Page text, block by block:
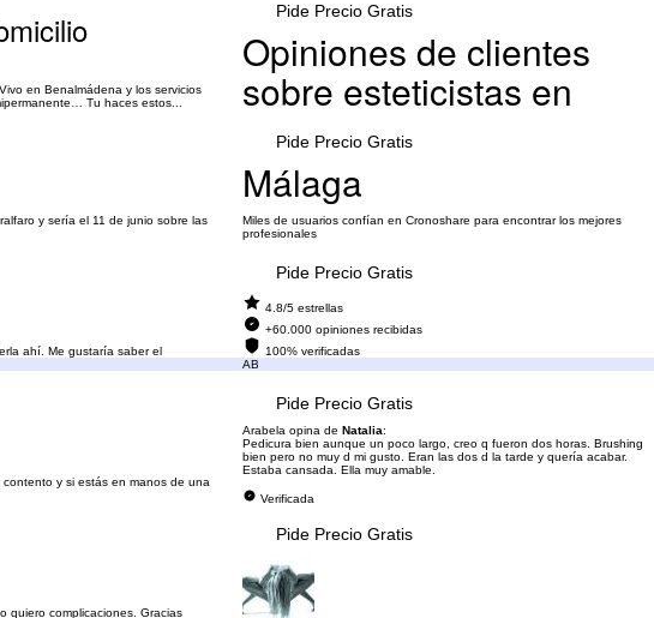
en Benalmádena y los servicios
Tu haces estos...
Pide Precio Gratis
y sería el 11 de junio sobre las
Pide Precio Gratis
ahí. Me gustaría saber el
Pide Precio Gratis
y si estás en manos de una
Pide Precio Gratis
quiero complicaciones. Gracias
Pide Precio Gratis
Opiniones de clientes
sobre esteticistas en
Málaga
Miles de usuarios confían en Cronoshare para encontrar los mejores
profesionales
4.8/5 estrellas
+60.000 opiniones recibidas
100% verificadas
AB
Arabela opina de Natalia:
Pedicura bien aunque un poco largo, creo q fueron dos horas. Brushing
bien pero no muy d mi gusto. Eran las dos d la tarde y quería acabar.
Estaba cansada. Ella muy amable.
Verificada